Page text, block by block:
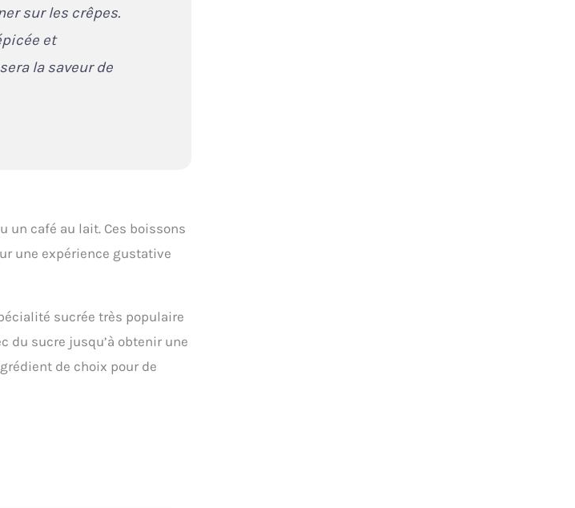
sur les crêpes.
et
la saveur de
un café au lait. Ces boissons
une expérience gustative
sucrée très populaire
du sucre jusqu’à obtenir une
de choix pour de